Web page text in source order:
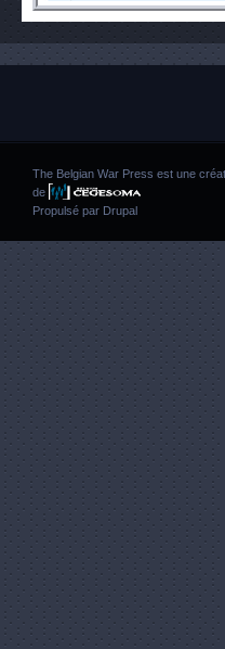
The Belgian War Press est une
de
Propulsé par Drupal